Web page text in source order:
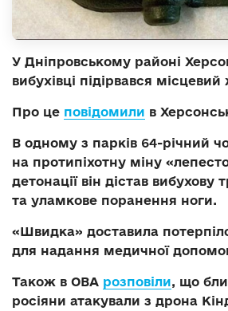
У Дніпровському районі
вибухівці підірвався
Про це повідомили в
В одному з парків 64-річний
на протипіхотну міну
детонації він дістав вибухову
та уламкове поранення ноги.
«Швидка» доставила
для надання медичної
Також в ОВА розповіли, що
росіяни атакували з дрона